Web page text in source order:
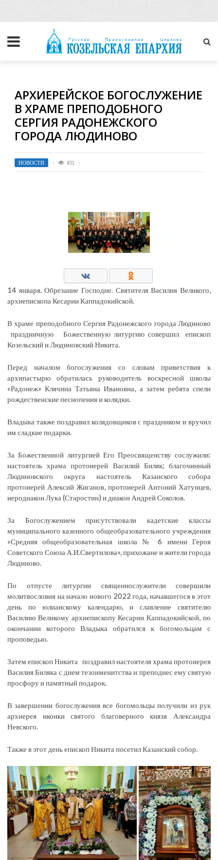
АРХИЕРЕЙСКОЕ БОГОСЛУЖЕНИЕ
В ХРАМЕ ПРЕПОДОБНОГО
СЕРГИЯ РАДОНЕЖСКОГО
ГОРОДА ЛЮДИНОВО
НОВОСТИ 831
14 января. Обрезание Господне. Святителя Василия Великого,
архиепископа Кесарии Каппадокийской.
В храме преподобного Сергия Радонежского города Людиново
праздничную Божественную литургию совершил епископ
Козельский и Людиновский Никита.
Перед началом богослужения со словам приветствия к
архипастырю обратилась руководитель воскресной школы
«Радонеж» Клячина Татьяна Ивановна, а затем ребята спели
рождественские песнопения и колядки.
Владыка также поздравил колядовщиков с праздником и вручил
им сладкие подарки.
За Божественной литургией Его Преосвященству сослужили:
настоятель храма протоиерей Василий Биляк; благочинный
Людиновского округа настоятель Казанского собора
протоиерей Алексий Жиганов, протоиерей Антоний Хатунцев,
иеродиакон Лука (Старостин) и диакон Андрей Соколов.
За Богослужением присутствовали кадетские классы
муниципального казенного общеобразовательного учреждения
«Средняя общеобразовательная школа № 6 имени Героя
Советского Союза А.И.Свертилова», прихожане и жители города
Людиново.
По отпусте литургии священнослужители совершили
молитвословия на начало нового 2022 года, начавшегося в этот
день по юлианскому календарю, и славление святителю
Василию Великому архиепископу Кесарии Каппадокийской, по
окончании которого Владыка обратился к богомольцам с
проповедью.
Затем епископ Никита поздравил настоятеля храма протоиерея
Василия Биляка с днем тезоименитства и преподнес ему святую
просфору и памятный подарок.
В завершении богослужения все богомольцы получили из рук
архиерея иконки святого благоверного князя Александра
Невского.
Также в этот день епископ Никита посетил Казанский собор.